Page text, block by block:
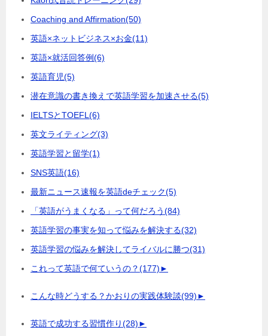
Coaching and Affirmation(50)
英語×ネットビジネス×お金(11)
英語×就活回答例(6)
英語育児(5)
潜在意識の書き換えで英語学習を加速させる(5)
IELTSとTOEFL (6)
英文ライティング(3)
英語学習と留学(1)
SNS英語(16)
最新ニュース速報を英語deチェック(5)
「英語がうまくなる」って何だろう(84)
英語学習の事実を知って悩みを解決する(32)
英語学習の悩みを解決してライバルに勝つ(31)
これって英語で何ていうの？(177)►
こんな時どうする？かおりの実践体験談(99)►
英語で成功する習慣作り(28)►